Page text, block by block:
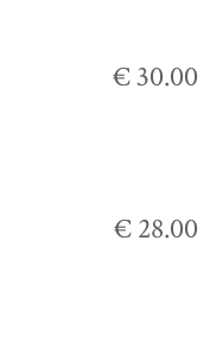
€ 30.00
€ 28.00